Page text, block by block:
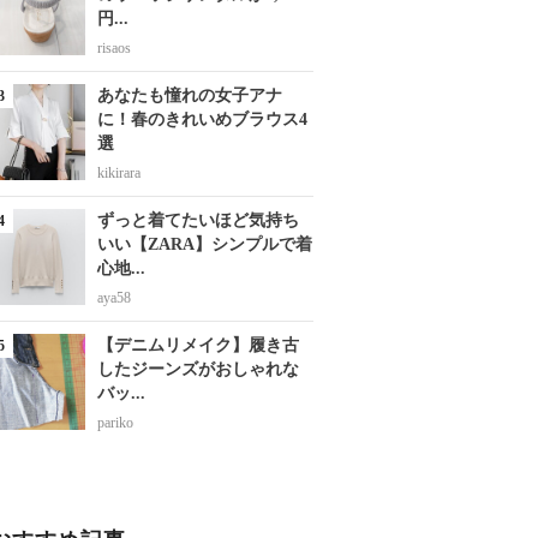
円...
risaos
あなたも憧れの女子アナ
に！春のきれいめブラウス4
選
kikirara
ずっと着てたいほど気持ち
いい【ZARA】シンプルで着
心地...
aya58
【デニムリメイク】履き古
したジーンズがおしゃれな
バッ...
pariko